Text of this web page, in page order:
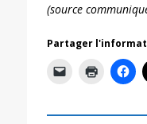
(source
Partager